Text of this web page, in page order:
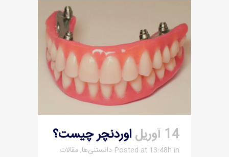
14 آوریل اوردنچر چیست؟
Posted at 13:48h in دانستنی‌ها,مقالات